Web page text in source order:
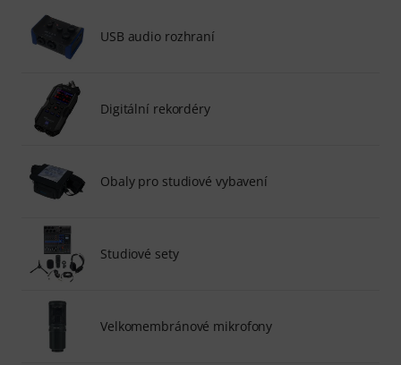
USB audio rozhraní
Digitální rekordéry
Obaly pro studiové vybavení
Studiové sety
Velkomembránové mikrofony